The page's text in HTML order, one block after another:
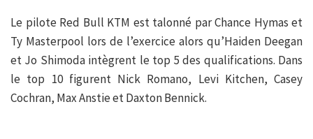
Le pilote Red Bull KTM est talonné par Chance Hymas et
Ty Masterpool lors de l’exercice alors qu’Haiden Deegan
et Jo Shimoda intègrent le top 5 des qualifications. Dans
le top 10 figurent Nick Romano, Levi Kitchen, Casey
Cochran, Max Anstie et Daxton Bennick.